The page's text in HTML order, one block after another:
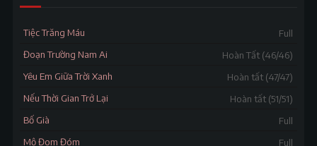
Tiệc Trăng Máu
Full
Đoạn Trường Nam Ai
Hoàn Tất (46/46)
Yêu Em Giữa Trời Xanh
Hoàn tất (47/47)
Nếu Thời Gian Trở Lại
Hoàn tất (51/51)
Bố Già
Full
Mộ Đom Đóm
Full